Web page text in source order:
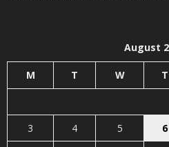
August
M T W T
3
4 5 6